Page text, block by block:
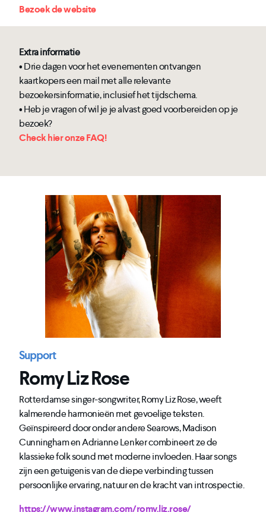
Bezoek de website
Extra informatie
• Drie dagen voor het evenementen ontvangen
kaartkopers een mail met alle relevante
bezoekersinformatie, inclusief het tijdschema.
• Heb je vragen of wil je je alvast goed voorbereiden op je
bezoek?
Check hier onze FAQ!
Support
Romy Liz Rose
Rotterdamse singer-songwriter, Romy Liz Rose, weeft
kalmerende harmonieën met gevoelige teksten.
Geïnspireerd door onder andere Searows, Madison
Cunningham en Adrianne Lenker combineert ze de
klassieke folk sound met moderne invloeden. Haar songs
zijn een getuigenis van de diepe verbinding tussen
persoonlijke ervaring, natuur en de kracht van introspectie.
https://www.instagram.com/romy.liz.rose/